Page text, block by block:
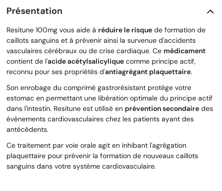
Présentation
Resitune 100mg vous aide à réduire le risque de formation de
caillots sanguins et à prévenir ainsi la survenue d'accidents
vasculaires cérébraux ou de crise cardiaque. Ce médicament
contient de l'acide acétylsalicylique comme principe actif,
reconnu pour ses propriétés d'antiagrégant plaquettaire.
Son enrobage du comprimé gastrorésistant protège votre
estomac en permettant une libération optimale du principe actif
dans l'intestin. Resitune est utilisé en prévention secondaire des
événements cardiovasculaires chez les patients ayant des
antécédents.
Ce traitement par voie orale agit en inhibant l'agrégation
plaquettaire pour prévenir la formation de nouveaux caillots
sanguins dans votre système cardiovasculaire.